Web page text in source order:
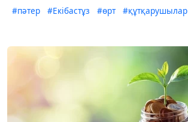
#пәтер #Екібастұз #өрт #құтқарушылар